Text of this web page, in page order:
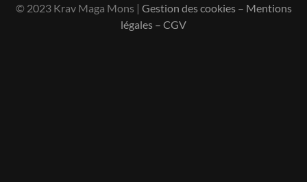
© 2023 Krav Maga Mons | Gestion des cookies– Mentions
légales – CGV